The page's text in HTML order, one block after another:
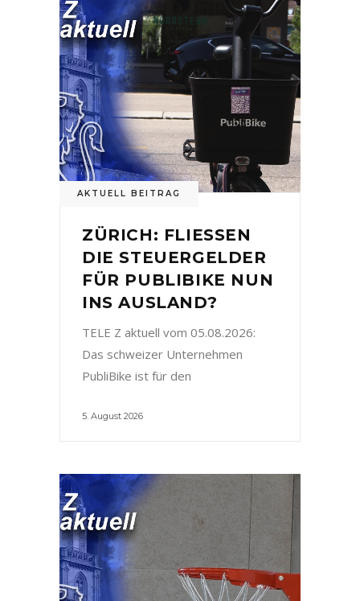
AKTUELL BEITRAG
ZÜRICH: FLIESSEN
DIE STEUERGELDER
FÜR PUBLIBIKE NUN
INS AUSLAND?
TELE Z aktuell vom 05.08.2026:
Das schweizer Unternehmen
PubliBike ist für den
5. August 2026